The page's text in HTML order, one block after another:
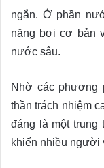
ngắn. Ở phần
năng bơi cơ bản
nước sâu.
Nhờ các phương
thần trách nhiệm
đáng là một trung
khiến nhiều người